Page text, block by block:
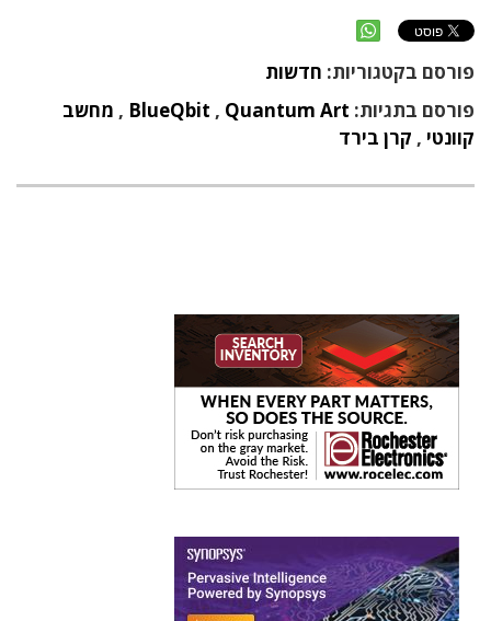
פורסם בקטגוריות: חדשות
פורסם בתגיות:
BlueQbit , Quantum Art
, מחשב
קוונטי , קרן בירד